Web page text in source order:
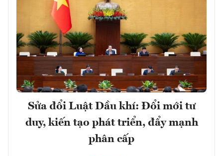
Sửa đổi Luật Dầu khí: Đổi mới tư
duy, kiến tạo phát triển, đẩy mạnh
phân cấp